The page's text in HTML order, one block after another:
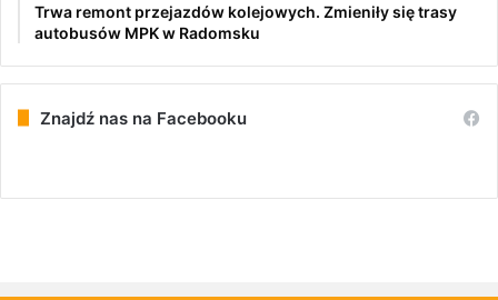
Trwa remont przejazdów kolejowych. Zmieniły się trasy
autobusów MPK w Radomsku
Znajdź nas na Facebooku